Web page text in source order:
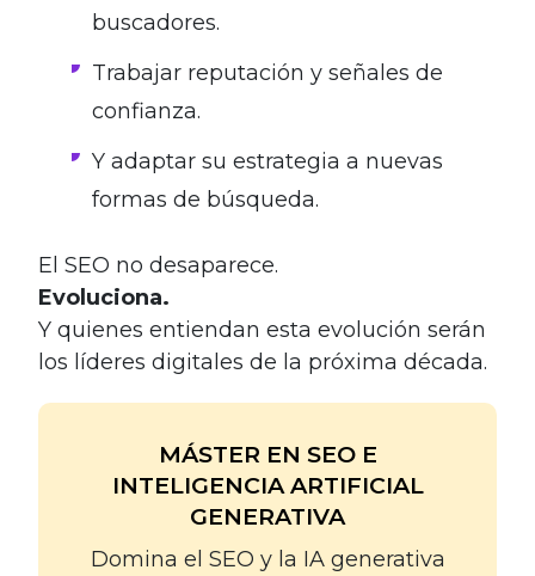
buscadores.
Trabajar reputación y señales de
confianza.
Y adaptar su estrategia a nuevas
formas de búsqueda.
El SEO no desaparece.
Evoluciona.
Y quienes entiendan esta evolución serán
los líderes digitales de la próxima década.
MÁSTER EN SEO E
INTELIGENCIA ARTIFICIAL
GENERATIVA
Domina el SEO y la IA generativa